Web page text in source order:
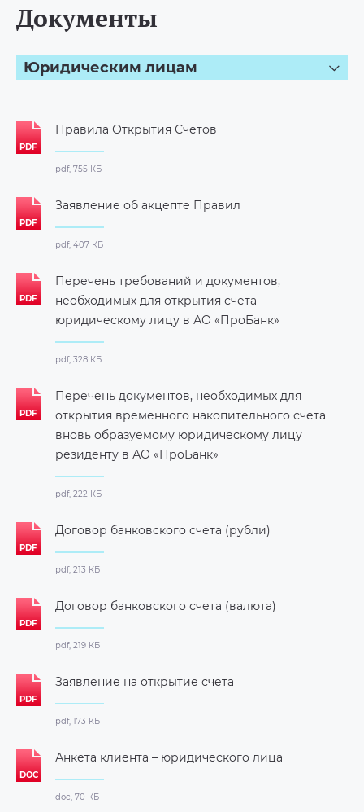
Документы
Юридическим лицам
Правила Открытия Счетов
pdf, 755 КБ
Заявление об акцепте Правил
pdf, 407 КБ
Перечень требований и документов,
необходимых для открытия счета
юридическому лицу в АО «ПроБанк»
pdf, 328 КБ
Перечень документов, необходимых для
открытия временного накопительного счета
вновь образуемому юридическому лицу
резиденту в АО «ПроБанк»
pdf, 222 КБ
Договор банковского счета (рубли)
pdf, 213 КБ
Договор банковского счета (валюта)
pdf, 219 КБ
Заявление на открытие счета
pdf, 173 КБ
Анкета клиента – юридического лица
doc, 70 КБ